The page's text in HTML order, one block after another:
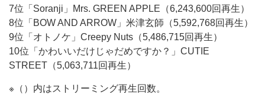
7位「Soranji」Mrs. GREEN APPLE（6,243,600回再生）
8位「BOW AND ARROW」米津玄師（5,592,768回再生）
9位「オトノケ」Creepy Nuts（5,486,715回再生）
10位「かわいいだけじゃだめですか？」CUTIE
STREET（5,063,711回再生）
※（）内はストリーミング再生回数。